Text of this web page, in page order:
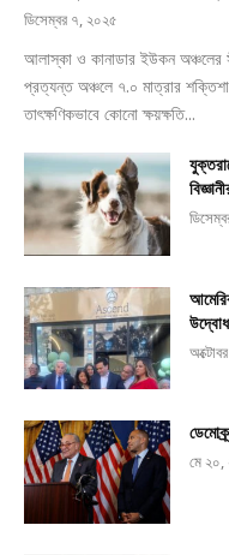
ডিসেম্বর ৭, ২০২৫
আলাস্কা ও কানাডার ইউকন অঞ্চলের
প্রত্যন্ত অঞ্চলে ৭.০ মাত্রার
তাৎক্ষণিকভাবে কোনো ক্ষয়ক্ষতি...
মে